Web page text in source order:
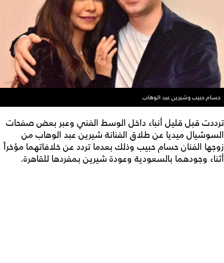
حسام حبيب وشيرين عبد الوهاب
ترددت قبل قليل أنباء داخل الوسط الفني وعبر بعض صفحات
السوشيال ميديا عن طلاق الفنانة شيرين عبد الوهاب من
زوجها الفنان حسام حبيب وذلك بعدما تردد عن خلافاتهما مؤخراً
أثناء وجودهما بالسعودية وعودة شيرين بمفردها للقاهرة.